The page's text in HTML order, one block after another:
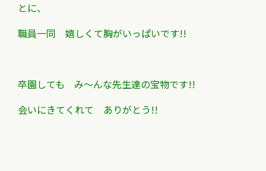
とに、
職員一同 嬉しくて胸がいっぱいです!!
卒園しても み～んな先生達の宝物です!!
会いにきてくれて ありがとう!!